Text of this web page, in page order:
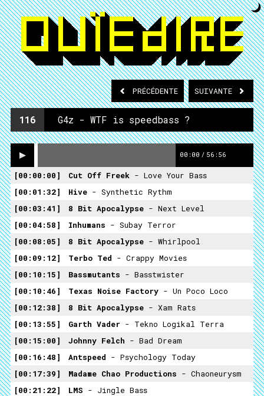
PRÉCÉDENTE SUIVANTE
116 G4z - WTF is speedbass ?
00:00 / 56:56
00:00:00 Cut Off Freek - Love Your Bass
00:01:32
Hive - Synthetic Rythm
00:03:41
8 Bit Apocalypse - Next Level
00:04:58
Inhumans - Subay Terror
00:08:05
8 Bit Apocalypse - Whirlpool
00:09:12
Terbo Ted - Crappy Movies
00:10:15
Bassmutants - Basstwister
00:10:46
Texas Noise Factory - Un Poco Loco
00:12:38
8 Bit Apocalypse - Xam Rats
00:13:55
Garth Vader - Tekno Logikal Terra
00:15:00
Johnny Felch - Bad Dream
00:16:48
Antspeed - Psychology Today
00:17:39
Madame Chao Productions - Chaoneurysm
00:21:22
LMS - Jingle Bass